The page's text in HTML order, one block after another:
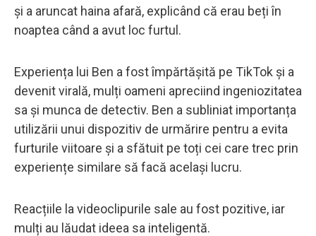
și a aruncat haina afară, explicând că erau beți în
noaptea când a avut loc furtul.
Experiența lui Ben a fost împărtășită pe TikTok și a
devenit virală, mulți oameni apreciind ingeniozitatea
sa și munca de detectiv. Ben a subliniat importanța
utilizării unui dispozitiv de urmărire pentru a evita
furturile viitoare și a sfătuit pe toți cei care trec prin
experiențe similare să facă același lucru.
Reacțiile la videoclipurile sale au fost pozitive, iar
mulți au lăudat ideea sa inteligentă.